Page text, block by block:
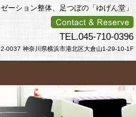
ーション整体、足つぼの「ゆげん堂」
TEL.045-710-0396
0037 神奈川県横浜市港北区大倉山1-29-10-1F